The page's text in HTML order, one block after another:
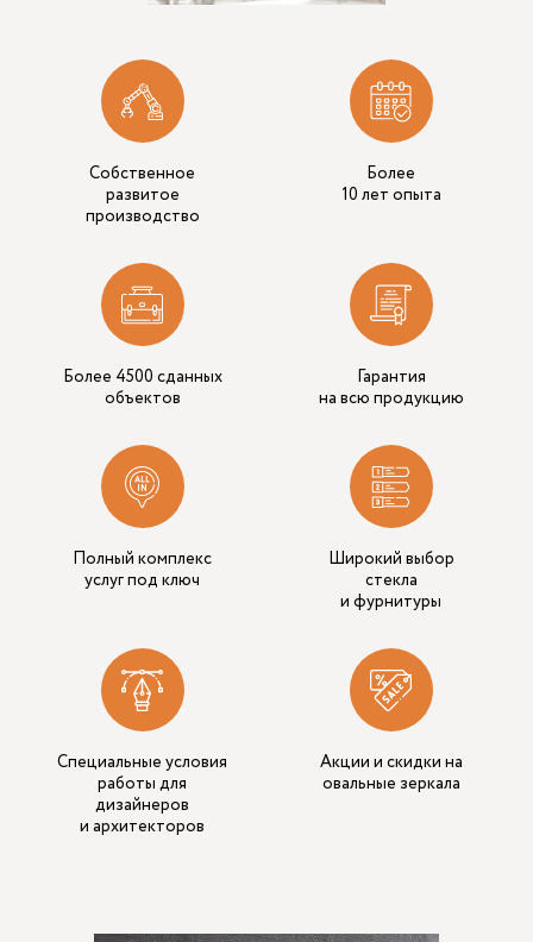
Собственное
развитое
производство
Более
10 лет опыта
Более 4500 сданных
объектов
Гарантия
на всю продукцию
Полный комплекс
услуг под ключ
Широкий выбор
стекла
и фурнитуры
Специальные условия
работы для
дизайнеров
и архитекторов
Акции и скидки на
овальные зеркала